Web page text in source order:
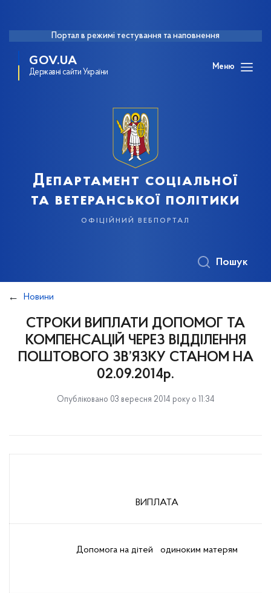
Портал в режимі тестування та наповнення
GOV.UA
Державні сайти України
Меню
Департамент соціальної
та ветеранської політики
офіційний вебпортал
Пошук
Новини
СТРОКИ ВИПЛАТИ ДОПОМОГ ТА
КОМПЕНСАЦІЙ ЧЕРЕЗ ВІДДІЛЕННЯ
ПОШТОВОГО ЗВ’ЯЗКУ СТАНОМ НА
02.09.2014р.
Опубліковано 03 вересня 2014 року о 11:34
ВИПЛАТА
Допомога на дітей одиноким матерям